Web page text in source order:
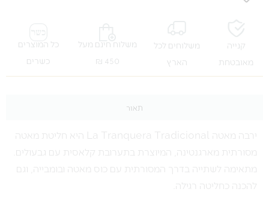
קנייה
מאובטחת
משלוחים לכל
הארץ
משלוח חינם מעל
450 ₪
כל המוצרים
כשרים
תאור
ירבה מאטה La Tranquera Tradicional היא חליטת מאטה
מסורתית מארגנטינה, המיוצרת בתערובת קלאסית עם גבעולים.
מתאימה לשתייה בדרך המסורתית עם כוס מאטה ובומבייה, וגם
להכנה כחליטה רגילה.